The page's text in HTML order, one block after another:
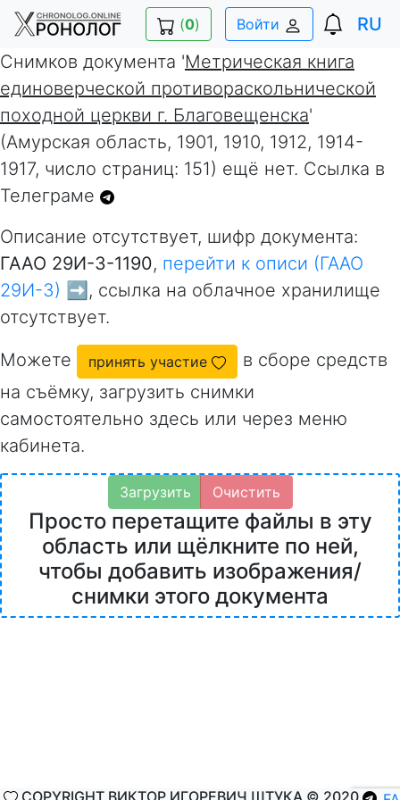
(0) Войти
RU
Снимков документа 'Метрическая книга
единоверческой противораскольнической
походной церкви г. Благовещенска'
(Амурская область, 1901, 1910, 1912, 1914-
1917, число страниц: 151) ещё нет. Ссылка в
Телеграме
Описание отсутствует, шифр документа:
ГААО 29И-3-1190, перейти к описи (ГААО
29И-3) ➡️ , ссылка на облачное хранилище
отсутствует.
Можете принять участие
в сборе средств
на съёмку, загрузить снимки
самостоятельно здесь или через меню
кабинета.
Загрузить Очистить
Просто перетащите файлы в эту
область или щёлкните по ней,
чтобы добавить изображения/
снимки этого документа
COPYRIGHT ВИКТОР ИГОРЕВИЧ ШТУКА © 2020